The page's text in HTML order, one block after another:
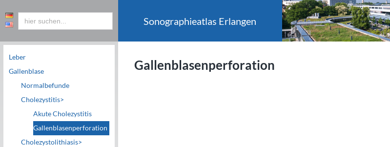
Sonographieatlas Erlangen
Leber
Gallenblase
Normalbefunde
Cholezystitis>
Akute Cholezystitis
Gallenblasenperforation
Cholezystolithiasis>
Gallenblasenperforation